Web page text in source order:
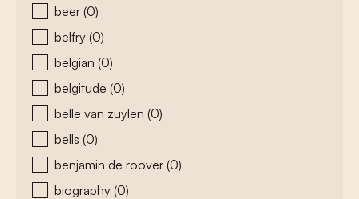
beer (0)
belfry (0)
belgian (0)
belgitude (0)
belle van zuylen (0)
bells (0)
benjamin de roover (0)
biography (0)